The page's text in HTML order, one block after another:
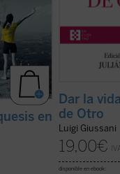
en
Dar la
de Otro
Luigi Giussani
19,00€
disponible en ebook: